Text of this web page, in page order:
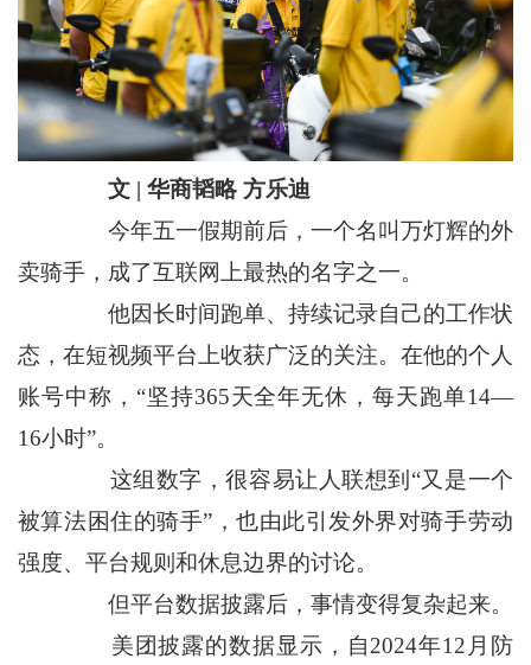
文 | 华商韬略 方乐迪
今年五一假期前后，一个名叫万灯辉的外
卖骑手，成了互联网上最热的名字之一。
他因长时间跑单、持续记录自己的工作状
态，在短视频平台上收获广泛的关注。在他的个人
账号中称，“坚持365天全年无休，每天跑单14—
16小时”。
这组数字，很容易让人联想到“又是一个
被算法困住的骑手”，也由此引发外界对骑手劳动
强度、平台规则和休息边界的讨论。
但平台数据披露后，事情变得复杂起来。
美团披露的数据显示，自2024年12月防